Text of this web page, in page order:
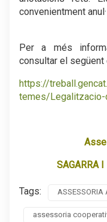
convenientment
Per a més
consultar el següent
https://
temes/
SAGARRA I
Tags: ASSESSORIA
assessoria